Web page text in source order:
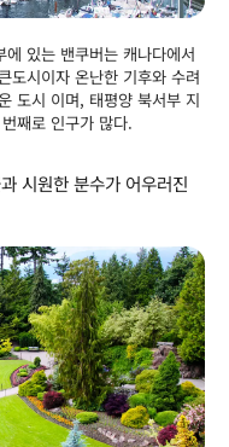
있는 밴쿠버는 캐나다에서
도시이자 온난한 기후와 수려
도시 이며, 태평양 북서부 지
째로 인구가 많다.
시원한 분수가 어우러진